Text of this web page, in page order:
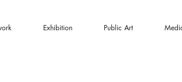
Exhibition Public Art